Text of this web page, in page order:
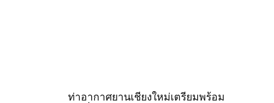
ท่าอากาศยานเชียงใหม่เตรียมพร้อม